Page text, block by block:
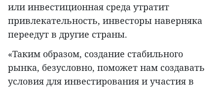
или инвестиционная среда утратит
привлекательность, инвесторы наверняка
переедут в другие страны.
«Таким образом, создание стабильного
рынка, безусловно, поможет нам создавать
условия для инвестирования и участия в